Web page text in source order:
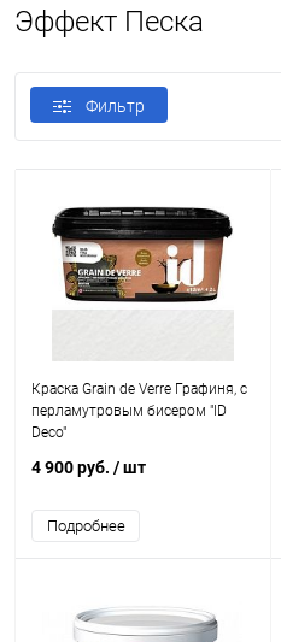
Эффект Песка
Фильтр
Краска Grain de Verre Графиня, с
перламутровым бисером "ID
Deco"
4 900 руб. / шт
Подробнее